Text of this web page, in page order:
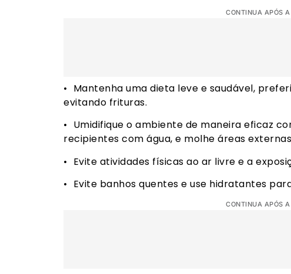
CONTINUA APÓS
•⁠ ⁠Mantenha uma dieta leve e saudável,
evitando frituras.
•⁠ ⁠Umidifique o ambiente de maneira eficaz
recipientes com água, e molhe áreas
•⁠ ⁠Evite atividades físicas ao ar livre e a
•⁠ ⁠Evite banhos quentes e use hidratantes
CONTINUA APÓS